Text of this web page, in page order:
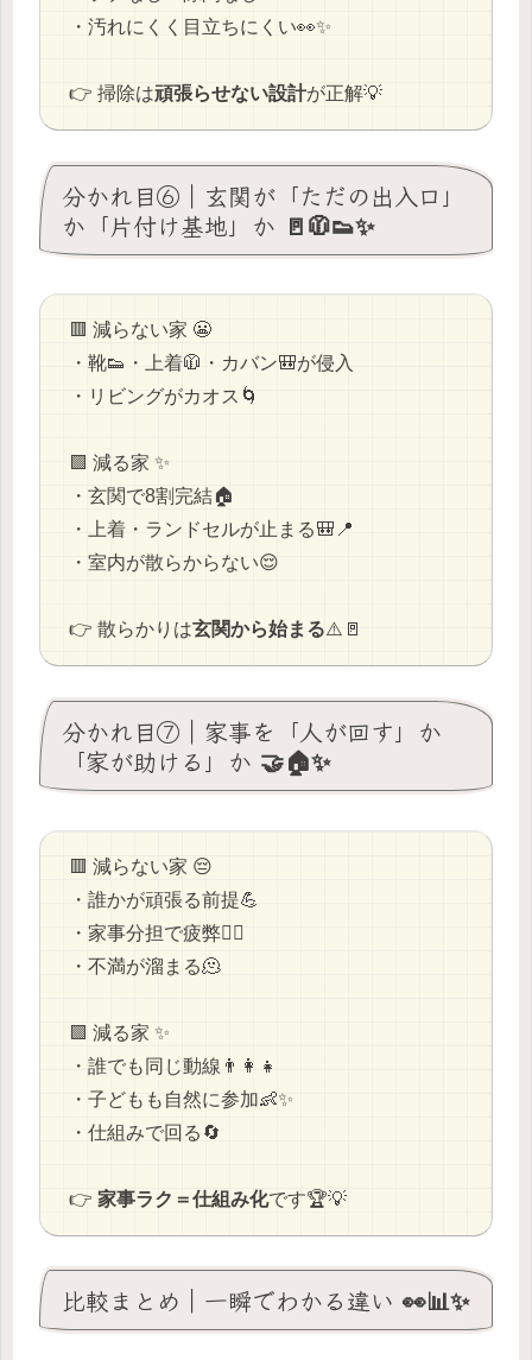
・汚れにくく目立ちにくい👀✨
👉 掃除は頑張らせない設計が正解💡
分かれ目⑥｜玄関が「ただの出入口」
か「片付け基地」か 🚪🧥👟✨
🟥 減らない家 😬
・靴👟・上着🧥・カバン🎒が侵入
・リビングがカオス🌀
🟩 減る家 ✨
・玄関で8割完結🏠
・上着・ランドセルが止まる🎒📍
・室内が散らからない😌
👉 散らかりは玄関から始まる⚠️🚪
分かれ目⑦｜家事を「人が回す」か
「家が助ける」か 🤝🏠✨
🟥 減らない家 😔
・誰かが頑張る前提💪
・家事分担で疲弊😮‍💨
・不満が溜まる🫠
🟩 減る家 ✨
・誰でも同じ動線👨‍👩‍👧
・子どもも自然に参加👶✨
・仕組みで回る🔄
👉 家事ラク＝仕組み化です🏆💡
比較まとめ｜一瞬でわかる違い 👀📊✨